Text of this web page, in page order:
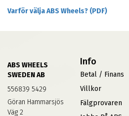
Varför välja ABS Wheels? (PDF)
ABS WHEELS
SWEDEN AB
556839 5429
Göran Hammarsjös
Väg 2
Info
Betal / Finans
Villkor
Fälgprovaren